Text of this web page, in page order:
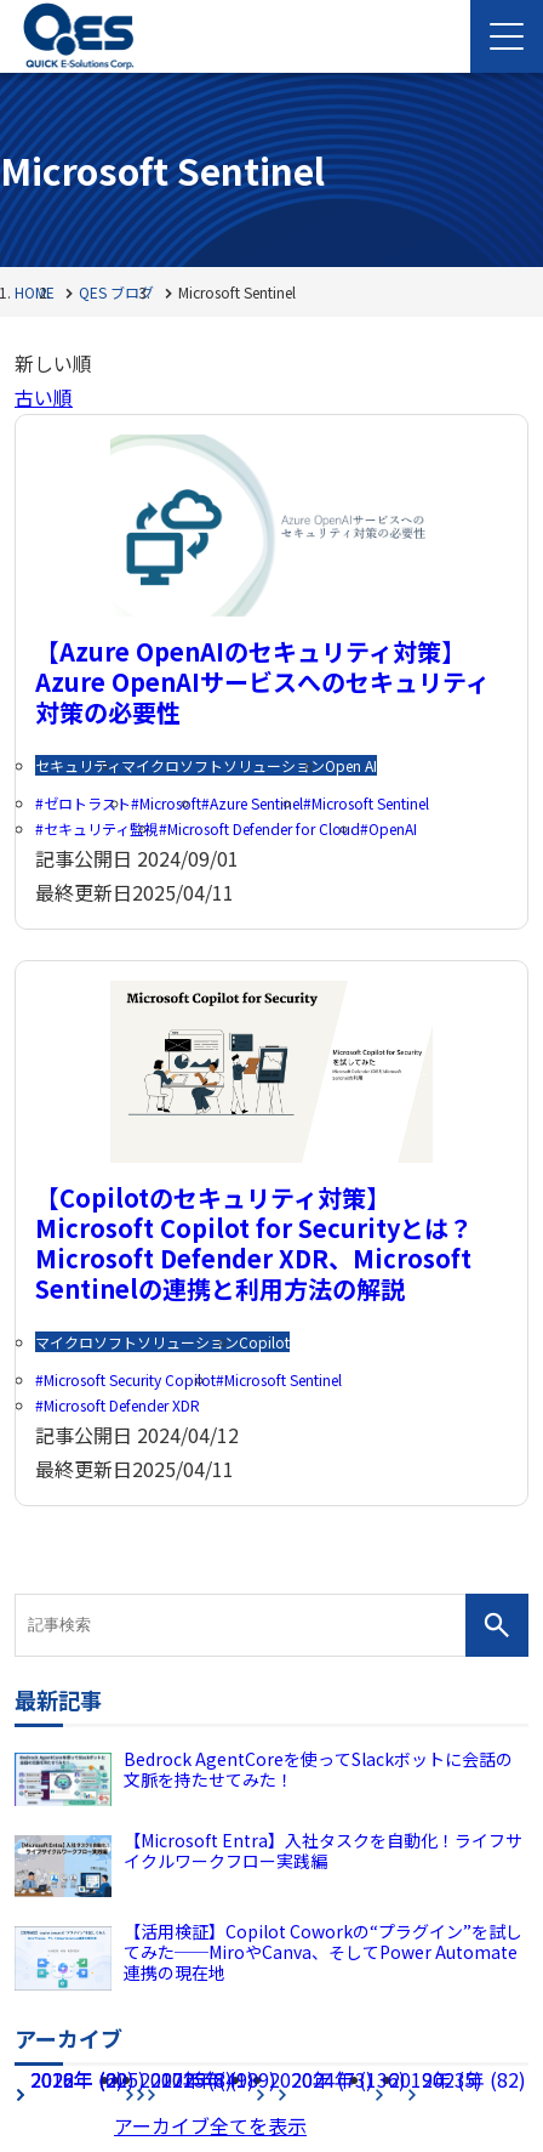
Microsoft Sentinel
HOME QES ブログ Microsoft Sentinel
新しい順
古い順
【Azure OpenAIのセキュリティ対策】
Azure OpenAIサービスへのセキュリティ
対策の必要性
セキュリティマイクロソフトソリューションOpen AI
ゼロトラスト Microsoft Azure Sentinel Microsoft Sentinel
セキュリティ監視 Microsoft Defender for Cloud OpenAI
記事公開日 2024/09/01
最終更新日2025/04/11
【Copilotのセキュリティ対策】
Microsoft Copilot for Securityとは？
Microsoft Defender XDR、Microsoft
Sentinelの連携と利用方法の解説
マイクロソフトソリューションCopilot
Microsoft Security Copilot Microsoft Sentinel
Microsoft Defender XDR
記事公開日 2024/04/12
最終更新日2025/04/11
最新記事
Bedrock AgentCoreを使ってSlackボットに会話の
文脈を持たせてみた！
【Microsoft Entra】入社タスクを自動化！ライフサ
イクルワークフロー実践編
【活用検証】Copilot Coworkの“プラグイン”を試し
てみた──MiroやCanva、そしてPower Automate
連携の現在地
アーカイブ
2026年 (225) 2025年 (189) 2024年 (136) 2023年 (82)
2022年 (60) 2021年 (49) 2020年 (73) 2019年 (5)
2018年 (2) 2017年 (8)
アーカイブ全てを表示